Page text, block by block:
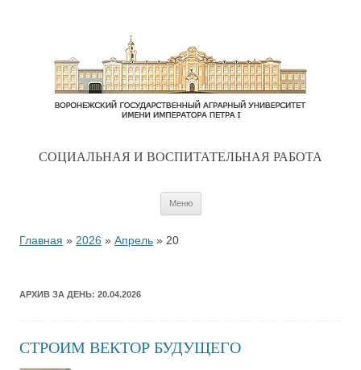
CОЦИАЛЬНАЯ И ВОСПИТАТЕЛЬНАЯ РАБОТА
Меню
Главная » 2026 » Апрель » 20
АРХИВ ЗА ДЕНЬ: 20.04.2026
СТРОИМ ВЕКТОР БУДУЩЕГО